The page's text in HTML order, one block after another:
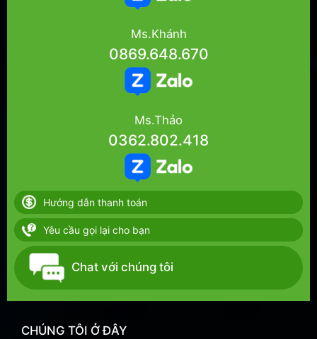
Ms.Khánh
0869.648.670
Ms.Thảo
0362.802.418
Hướng dẫn thanh toán
Yêu cầu gọi lại cho bạn
Chat với chúng tôi
CHÚNG TÔI Ở ĐÂY